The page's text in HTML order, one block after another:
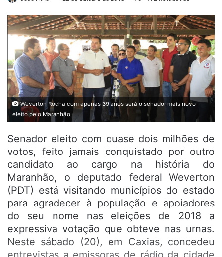
Weverton Rocha com apenas 39 anos será o senador mais novo
eleito pelo Maranhão
Senador eleito com quase dois milhões de
votos, feito jamais conquistado por outro
candidato ao cargo na história do
Maranhão, o deputado federal Weverton
(PDT) está visitando municípios do estado
para agradecer à população e apoiadores
do seu nome nas eleições de 2018 a
expressiva votação que obteve nas urnas.
Neste sábado (20), em Caxias, concedeu
entrevistas a emissoras de rádio da cidade